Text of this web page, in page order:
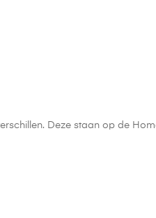
Deze staan op de